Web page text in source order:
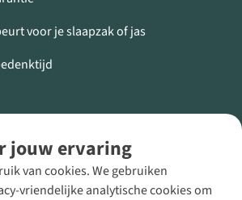
jouw ervaring
van cookies. We gebruiken
vriendelijke analytische cookies om
voor je slaapzak of jas